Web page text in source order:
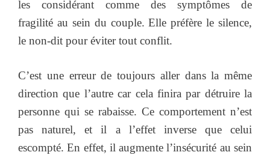
les considérant comme des symptômes de
fragilité au sein du couple. Elle préfère le silence,
le non-dit pour éviter tout conflit.
C’est une erreur de toujours aller dans la même
direction que l’autre car cela finira par détruire la
personne qui se rabaisse. Ce comportement n’est
pas naturel, et il a l’effet inverse que celui
escompté. En effet, il augmente l’insécurité au sein